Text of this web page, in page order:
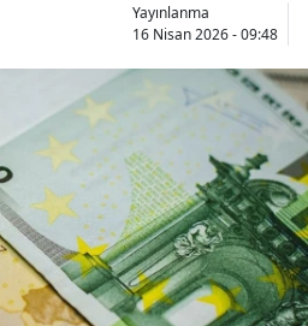
Yayınlanma
16 Nisan 2026 - 09:48